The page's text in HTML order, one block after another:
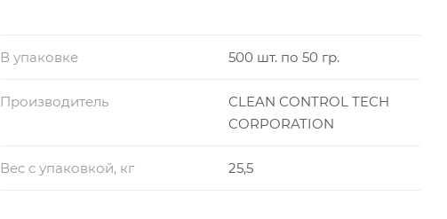
В упаковке 500 шт. по 50 гр.
Производитель
CLEAN CONTROL TECH
CORPORATION
Вес с упаковкой, кг 25,5